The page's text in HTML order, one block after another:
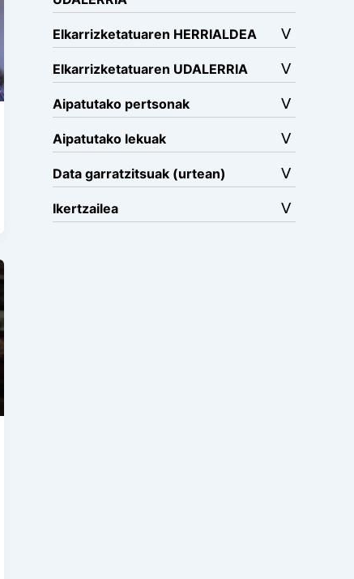
Elkarrizketatuaren HERRIALDEA
Elkarrizketatuaren UDALERRIA
Aipatutako pertsonak
Aipatutako lekuak
Data garratzitsuak (urtean)
Ikertzailea